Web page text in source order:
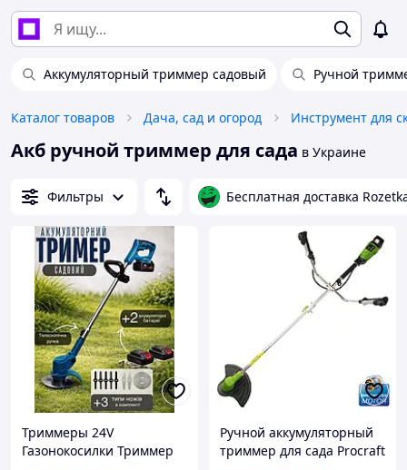
Аккумуляторный триммер садовый Ручной
Каталог товаров Дача, сад и огород Инструмент для
Акб ручной триммер для сада в Украине
Фильтры Бесплатная доставка
Триммеры 24V
Газонокосилки Триммер
Ручной аккумуляторный
триммер для сада Procraft